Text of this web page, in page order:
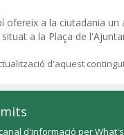
ofereix a la ciutadania
a la Plaça de
d'aquest
d'informació per What's